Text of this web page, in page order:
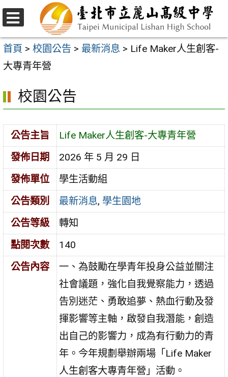
跳
至
主
要
容
區
選
單
首頁 > 校園公告 > 最新消息 > Life Maker人生創客-
大專青年營
校園公告
公告主旨
Life Maker人生創客-大專青年營
發佈日期
2026 年 5 月 29 日
發佈單位
學生活動組
公告類別
最新消息, 學生園地
公告等級
轉知
點閱次數
140
公告內容
一、為鼓勵在學青年投身公益並關注
社會議題，強化自我覺察能力，透過
告別迷茫、勇敢追夢、熱血行動及發
揮影響等主軸，啟發自我潛能，創造
出自己的影響力，成為有行動力的青
年。今年規劃舉辦兩場「Life Maker
人生創客大專青年營」活動。